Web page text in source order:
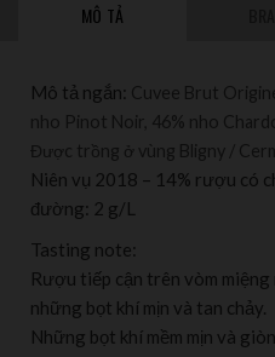
MÔ TẢ
Mô tả ngắn: Cuvee Brut
nho Pinot Noir, 46% nho
Được trồng ở vùng Bligny /
Niên vụ 2018 – 14% rượu có
đường: 2 g/L
Tasting note:
Rượu tiếp cận trên vòm
những bọt khí mịn và tan chảy.
Những bọt khí mềm mịn và